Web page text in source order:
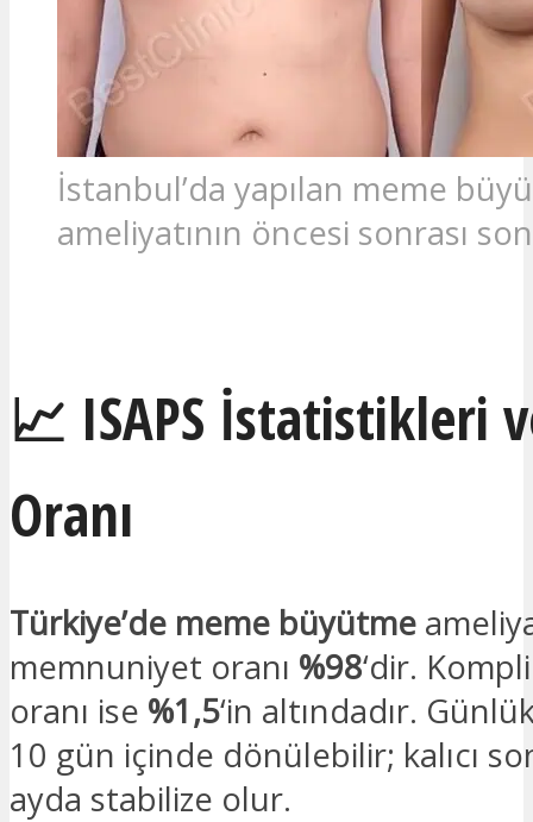
İstanbul’da yapılan meme
ameliyatının öncesi sonrası
📈 ISAPS İstatistikleri
Oranı
Türkiye’de meme büyütme
memnuniyet oranı %98‘dir.
oranı ise %1,5‘in altındadır.
10 gün içinde dönülebilir; kalıcı
ayda stabilize olur.